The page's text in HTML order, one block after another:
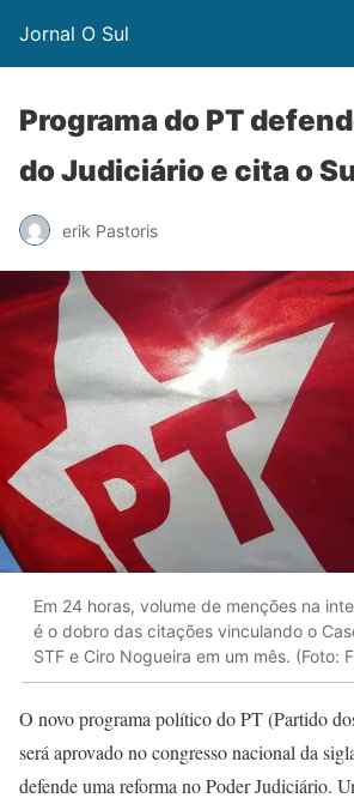
Jornal O Sul
Programa do PT
do Judiciário e cita o
erik Pastoris
Em 24 horas, volume de menções na
é o dobro das citações vinculando o
STF e Ciro Nogueira em um mês. (Foto:
O novo programa político do PT (Partido
será aprovado no congresso nacional da
defende uma reforma no Poder Judiciário.